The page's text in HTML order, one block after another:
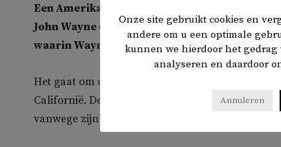
Een Amerikaanse universiteit heeft
John Wayne (1907-1979) te verwijderen.
waarin Wayne racistische uitlatingen deed.
Het gaat om de School of Cinematic Arts,
Californië. De universiteit had een ‘Wayne
vanwege zijn rollen in diverse Westerns, in het
Onze site gebruikt cookies en
andere om u een optimale
kunnen we hierdoor het
analyseren en daardoor
Annuleren